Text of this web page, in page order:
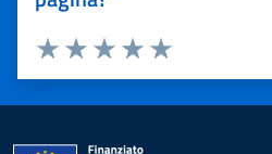
Valuta 5 stelle
Valuta 4 stelle su 5
Valuta 3 stelle su 5
Valuta 2 stelle su 5
Valuta 1 stelle su 5